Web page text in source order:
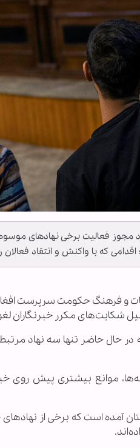
فعالیت برخی نهادهای
که با واکنش و انتقاد
و فرهنگ حکومت سرپرست
شکایت‌های مکرر خبرنگاران
در حال حاضر تنها سه نهاد مرتبط
موانع بیشتری پیش روی
آمده است که برخی از نهادهای